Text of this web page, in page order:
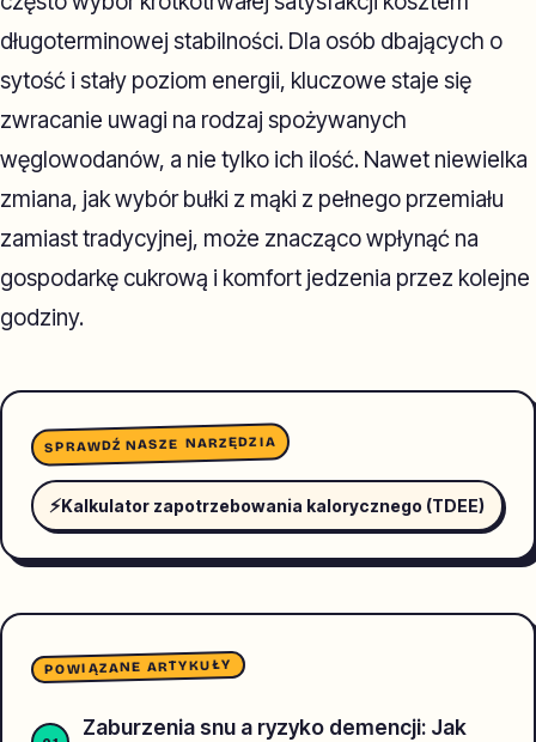
długoterminowej stabilności. Dla osób dbających o
sytość i stały poziom energii, kluczowe staje się
zwracanie uwagi na rodzaj spożywanych
węglowodanów, a nie tylko ich ilość. Nawet niewielka
zmiana, jak wybór bułki z mąki z pełnego przemiału
zamiast tradycyjnej, może znacząco wpłynąć na
gospodarkę cukrową i komfort jedzenia przez kolejne
godziny.
SPRAWDŹ NASZE NARZĘDZIA
⚡Kalkulator zapotrzebowania kalorycznego (TDEE)
POWIĄZANE ARTYKUŁY
Zaburzenia snu a ryzyko demencji: Jak